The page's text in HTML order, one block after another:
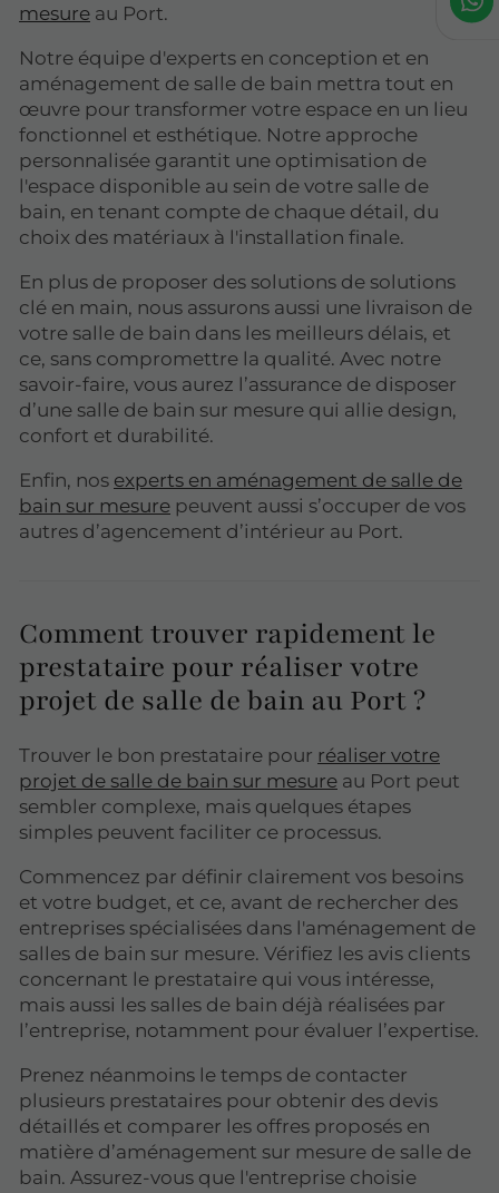
mesure au Port.
Notre équipe d'experts en conception et en
aménagement de salle de bain mettra tout en
œuvre pour transformer votre espace en un lieu
fonctionnel et esthétique. Notre approche
personnalisée garantit une optimisation de
l'espace disponible au sein de votre salle de
bain, en tenant compte de chaque détail, du
choix des matériaux à l'installation finale.
En plus de proposer des solutions de solutions
clé en main, nous assurons aussi une livraison de
votre salle de bain dans les meilleurs délais, et
ce, sans compromettre la qualité. Avec notre
savoir-faire, vous aurez l’assurance de disposer
d’une salle de bain sur mesure qui allie design,
confort et durabilité.
Enfin, nos experts en aménagement de salle de
bain sur mesure peuvent aussi s’occuper de vos
autres d’agencement d’intérieur au Port.
Comment trouver rapidement le
prestataire pour réaliser votre
projet de salle de bain au Port ?
Trouver le bon prestataire pour réaliser votre
projet de salle de bain sur mesure au Port peut
sembler complexe, mais quelques étapes
simples peuvent faciliter ce processus.
Commencez par définir clairement vos besoins
et votre budget, et ce, avant de rechercher des
entreprises spécialisées dans l'aménagement de
salles de bain sur mesure. Vérifiez les avis clients
concernant le prestataire qui vous intéresse,
mais aussi les salles de bain déjà réalisées par
l’entreprise, notamment pour évaluer l’expertise.
Prenez néanmoins le temps de contacter
plusieurs prestataires pour obtenir des devis
détaillés et comparer les offres proposés en
matière d’aménagement sur mesure de salle de
bain. Assurez-vous que l'entreprise choisie